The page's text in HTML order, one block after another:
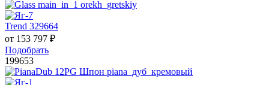
Trend 329664
от 153 797 ₽
Подобрать
199653